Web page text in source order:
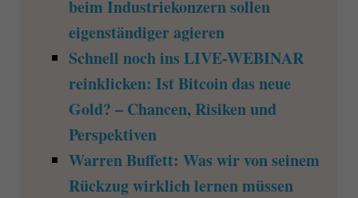
beim Industriekonzern sollen
eigenständiger agieren
Schnell noch ins LIVE-WEBINAR
reinklicken: Ist Bitcoin das neue
Gold? – Chancen, Risiken und
Perspektiven
Warren Buffett: Was wir von seinem
Rückzug wirklich lernen müssen